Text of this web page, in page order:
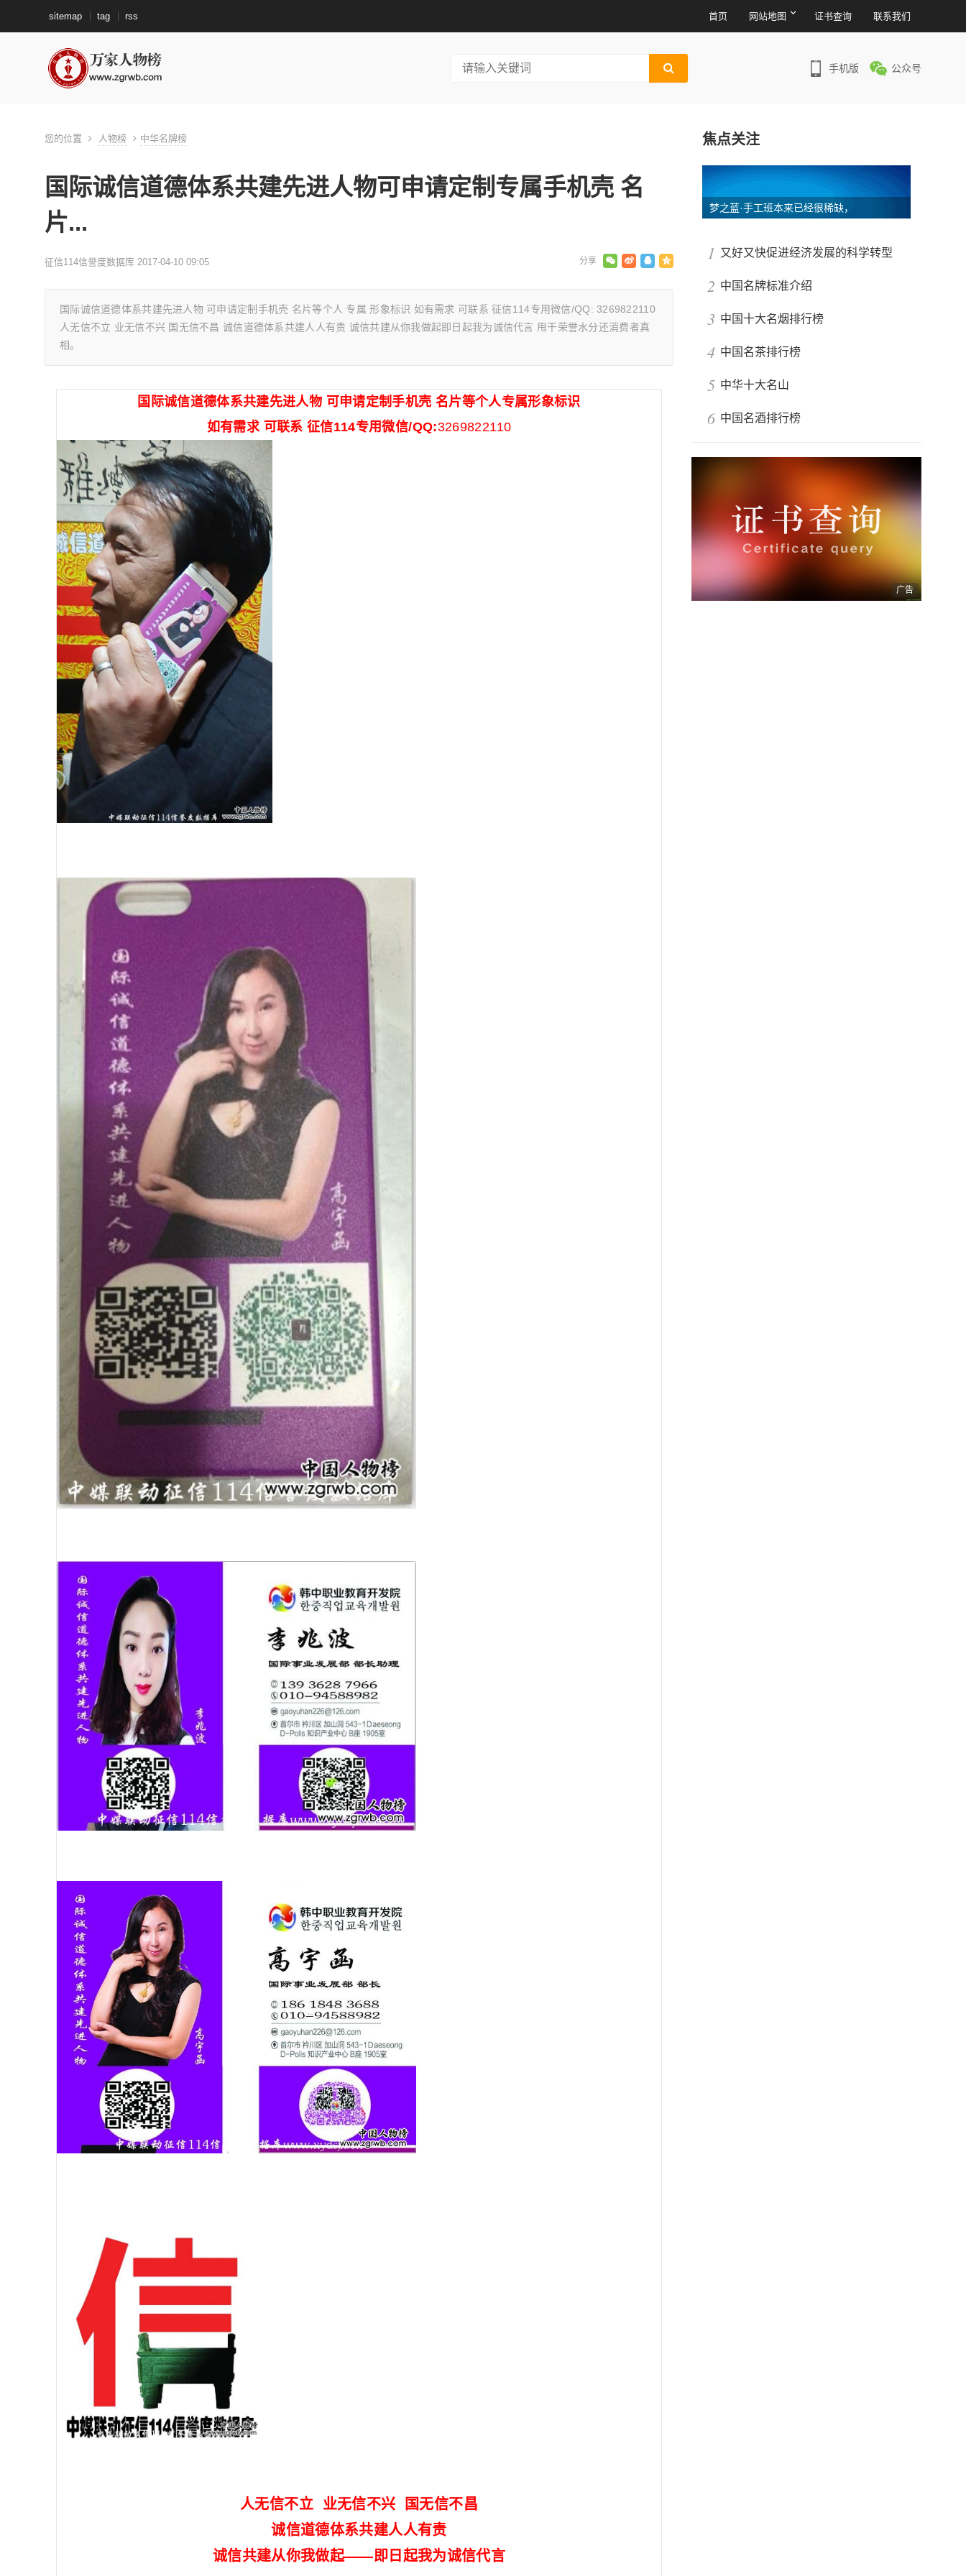
首页 网站地图 证书查询 联系我们
sitemap tag rss
手机版 公众号
您的位置 人物榜 中华名牌榜
国际诚信道德体系共建先进人物可申请定制专属手机壳 名
片...
征信114信誉度数据库 2017-04-10 09:05
国际诚信道德体系共建先进人物 可申请定制手机壳 名片等个人 专属 形象标识 如有需求 可联系 征信114专用微信/QQ: 3269822110
人无信不立 业无信不兴 国无信不昌 诚信道德体系共建人人有责 诚信共建从你我做起即日起我为诚信代言 甩干荣誉水分还消费者真
相。
国际诚信道德体系共建先进人物 可申请定制手机壳 名片等个人专属形象标识
如有需求 可联系 征信114专用微信/QQ:3269822110
人无信不立 业无信不兴 国无信不昌
诚信道德体系共建人人有责
诚信共建从你我做起——即日起我为诚信代言
焦点关注
梦之蓝·手工班本来已经很稀缺，
1 又好又快促进经济发展的科学转型
2 中国名牌标准介绍
3 中国十大名烟排行榜
4 中国名茶排行榜
5 中华十大名山
6 中国名酒排行榜
广告